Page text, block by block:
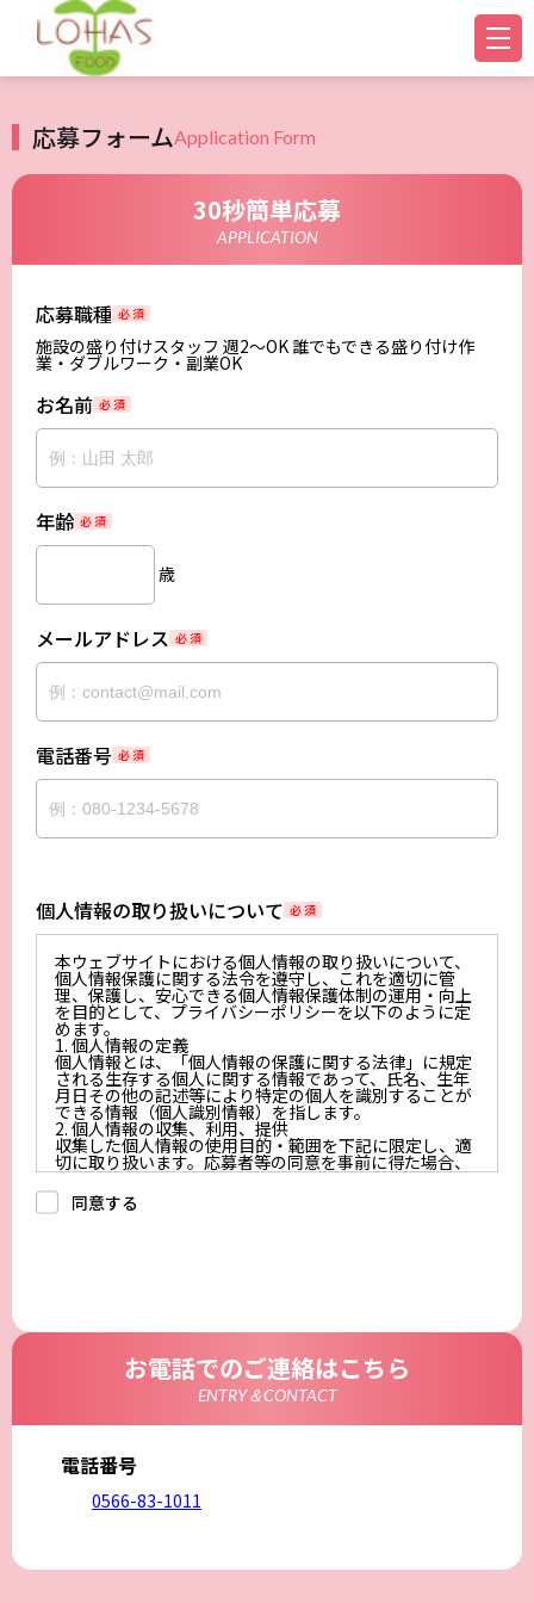
応募フォームApplication Form
30秒簡単応募
APPLICATION
応募職種 必 須
施設の盛り付けスタッフ 週2～OK 誰でもできる盛り付け作
業・ダブルワーク・副業OK
お名前 必 須
年齢 必 須
歳
メールアドレス 必 須
電話番号 必 須
個人情報の取り扱いについて 必 須
本ウェブサイトにおける個人情報の取り扱いについて、
個人情報保護に関する法令を遵守し、これを適切に管
理、保護し、安心できる個人情報保護体制の運用・向上
を目的として、プライバシーポリシーを以下のように定
めます。
1. 個人情報の定義
個人情報とは、「個人情報の保護に関する法律」に規定
される生存する個人に関する情報であって、氏名、生年
月日その他の記述等により特定の個人を識別することが
できる情報（個人識別情報）を指します。
2. 個人情報の収集、利用、提供
収集した個人情報の使用目的・範囲を下記に限定し、適
切に取り扱います。応募者等の同意を事前に得た場合、
又は法令により許された場合を除き、個人情報を第三者
に提供しません。
a.応募者等からのお問い合わせに対応・管理するため
な期間、妥当な範囲内でこれに応じます。
応募者等の個人情報の取得、利用その他一切の取り扱い
について、個人情報の保護に関する法律、その他の関連
法令、及び本プライバシーポリシーを遵守します。
応募者等の個人情報を正確かつ最新の内容に保つよう努
及び毀損から保護するため、必要な安全管理措置を講じ
ます。
6. Cookieについて
本ウェブサイトでは、一部のコンテンツにおいてCookie
同意する
お電話でのご連絡はこちら
ENTRY＆CONTACT
電話番号
0566-83-1011